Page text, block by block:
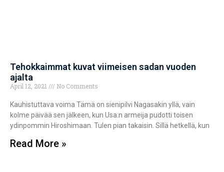
Tehokkaimmat kuvat viimeisen sadan vuoden
ajalta
April 12, 2021 No Comments
Kauhistuttava voima Tämä on sienipilvi Nagasakin yllä, vain
kolme päivää sen jälkeen, kun Usa:n armeija pudotti toisen
ydinpommin Hiroshimaan. Tulen pian takaisin. Sillä hetkellä, kun
Read More »